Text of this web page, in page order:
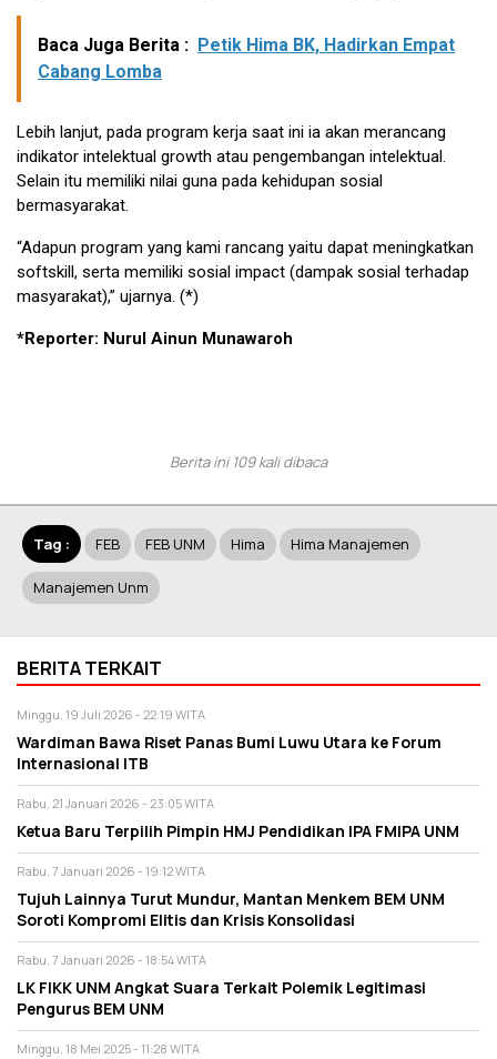
Baca Juga Berita : Petik Hima BK, Hadirkan Empat
Cabang Lomba
Lebih lanjut, pada program kerja saat ini ia akan merancang
indikator intelektual growth atau pengembangan intelektual.
Selain itu memiliki nilai guna pada kehidupan sosial
bermasyarakat.
“Adapun program yang kami rancang yaitu dapat meningkatkan
softskill, serta memiliki sosial impact (dampak sosial terhadap
masyarakat),” ujarnya. (*)
*Reporter: Nurul Ainun Munawaroh
Berita ini 109 kali dibaca
Tag : FEB FEB UNM Hima Hima Manajemen
Manajemen Unm
BERITA TERKAIT
Minggu, 19 Juli 2026 - 22:19 WITA
Wardiman Bawa Riset Panas Bumi Luwu Utara ke Forum
Internasional ITB
Rabu, 21 Januari 2026 - 23:05 WITA
Ketua Baru Terpilih Pimpin HMJ Pendidikan IPA FMIPA UNM
Rabu, 7 Januari 2026 - 19:12 WITA
Tujuh Lainnya Turut Mundur, Mantan Menkem BEM UNM
Soroti Kompromi Elitis dan Krisis Konsolidasi
Rabu, 7 Januari 2026 - 18:54 WITA
LK FIKK UNM Angkat Suara Terkait Polemik Legitimasi
Pengurus BEM UNM
Minggu, 18 Mei 2025 - 11:28 WITA